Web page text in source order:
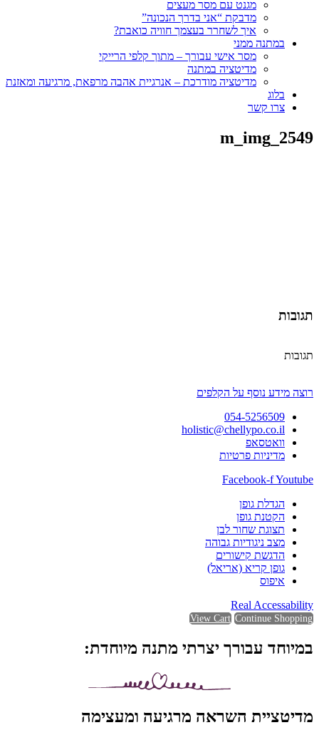
מגנט עם מסר מעצים
מדבקת “אני בדרך הנכונה”
איך לשחרר בעצמך חוויה כואבת?
במתנה ממני
מסר אישי עבורך – מתוך קלפי הרייקי
מדיטציה במתנה
מדיטציה מודרכת – אנרגיית אהבה מרפאת, מרגיעה ומאזנת
בלוג
צרו קשר
m_img_2549
תגובות
תגובות
רוצה מידע נוסף על הקלפים
054-5256509
holistic@chellypo.co.il
וואטסאפ
מדיניות פרטיות
Facebook-fYoutube
הגדלת גופן
הקטנת גופן
תצוגת שחור לבן
מצב ניגודיות גבוהה
הדגשת קישורים
גופן קריא (אריאל)
איפוס
Real Accessability
View Cart Continue Shopping
במיוחד עבורך יצרתי מתנה מיוחדת:
מדיטציית השראה מרגיעה ומעצימה